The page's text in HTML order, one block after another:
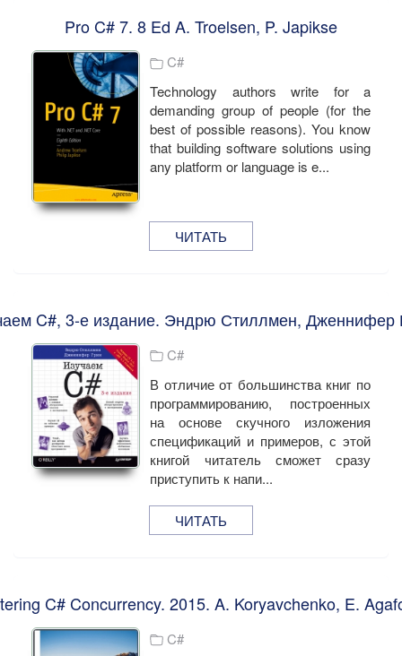
Pro C# 7. 8 Ed A. Troelsen, P. Japikse
C#
Technology authors write for a
demanding group of people (for the
best of possible reasons). You know
that building software solutions using
any platform or language is e...
ЧИТАТЬ
C#, 3-е издание. Эндрю Стиллмен, Дженнифер
C#
В отличие от большинства книг по
программированию, построенных
на основе скучного изложения
спецификаций и примеров, с этой
книгой читатель сможет сразу
приступить к напи...
ЧИТАТЬ
C# Concurrency. 2015. A. Koryavchenko, E.
C#